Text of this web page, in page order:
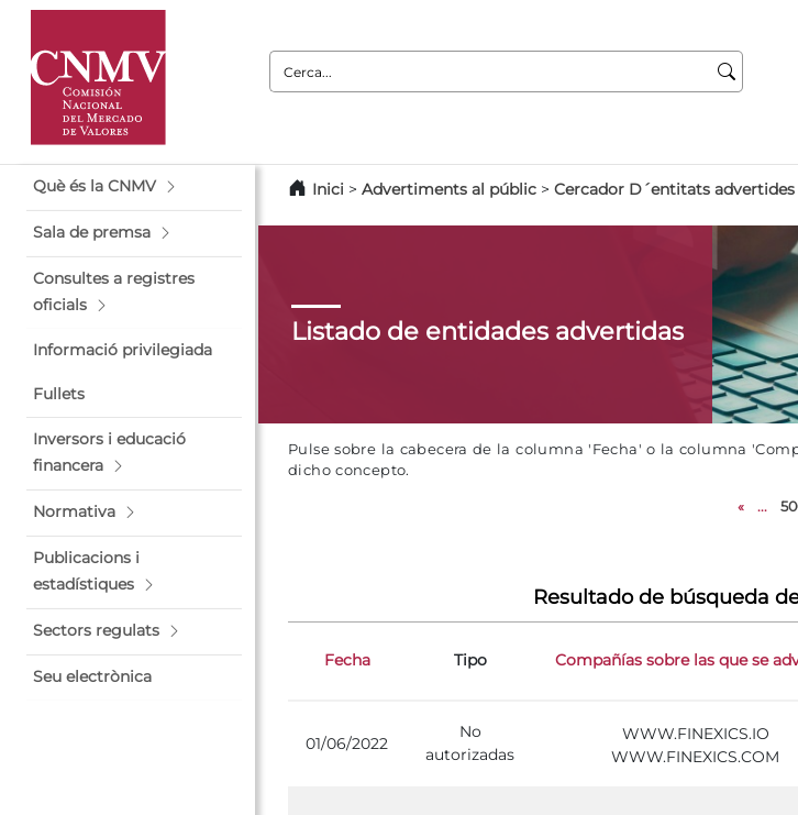
Cerca:
Què és la CNMV
Sala de premsa
Consultes a registres
oficials
Informació privilegiada
Fullets
Inversors i educació
financera
Normativa
Publicacions i
estadístiques
Sectors regulats
Seu electrònica
Inici > Advertiments al públic > Cercador D´entitats advertides
Listado de entidades advertidas
Pulse sobre la cabecera de la columna 'Fecha' o la columna
dicho concepto.
« ...
Resultado de búsqueda
Fecha Tipo Compañías sobre las que se
01/06/2022
No
autorizadas
WWW.FINEXICS.IO
WWW.FINEXICS.COM